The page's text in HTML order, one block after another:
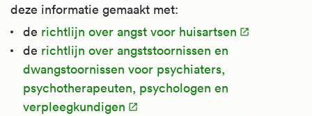
deze informatie gemaakt met:
de richtlijn over angst voor huisartsen
de richtlijn over angststoornissen en
dwangstoornissen voor psychiaters,
psychotherapeuten, psychologen en
verpleegkundigen